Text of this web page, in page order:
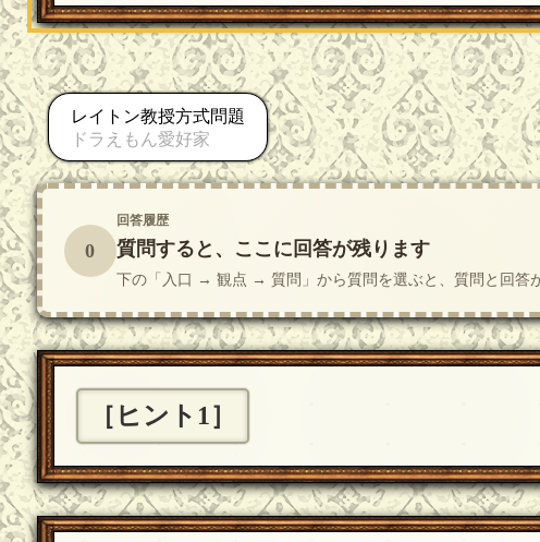
レイトン教授方式問題
ドラえもん愛好家
0
回答履歴
質問すると、ここに回答が残ります
下の「入口 → 観点 → 質問」から質問を選ぶと、質問と回答
［ヒント1］